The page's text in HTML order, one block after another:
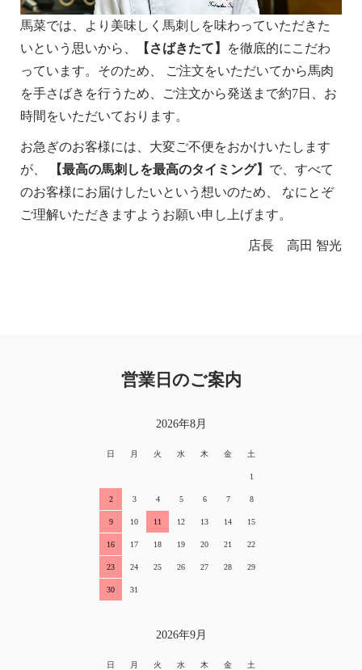
馬菜では、より美味しく馬刺しを味わっていただきた
いという思いから、
【さばきたて】
を徹底的にこだわ
っています。そのため、 ご注文をいただいてから馬肉
を手さばきを行うため、ご注文から発送まで約7日、お
時間をいただいております。
お急ぎのお客様には、大変ご不便をおかけいたします
が、
【最高の馬刺しを最高のタイミング】 で、すべて
のお客様にお届けしたいという想いのため、 なにとぞ
ご理解いただきますようお願い申し上げます。
店長 高田 智光
営業日のご案内
2026年8月
日 月 火 水 木 金 土
1
2 3 4 5 6 7 8
9 10 11 12 13 14 15
16 17 18 19 20 21 22
23 24 25 26 27 28 29
30 31
2026年9月
日 月 火 水 木 金 土